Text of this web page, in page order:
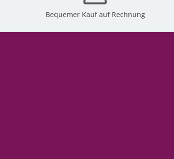
Bequemer Kauf auf Rechnung